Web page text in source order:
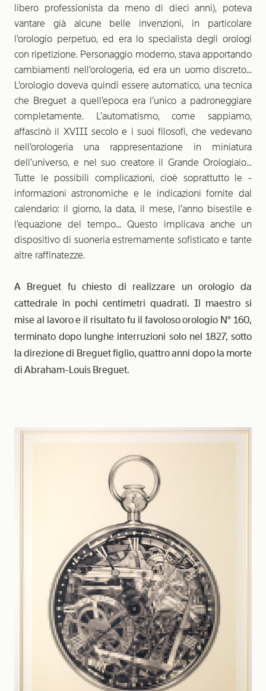
libero professionista da meno di dieci anni), poteva
vantare già alcune belle invenzioni, in particolare
l’orologio perpetuo, ed era lo specialista degli orologi
con ripetizione. Personaggio moderno, stava apportando
cambiamenti nell’orologeria, ed era un uomo discreto...
L’orologio doveva quindi essere automatico, una tecnica
che Breguet a quell’epoca era l’unico a padroneggiare
completamente. L’automatismo, come sappiamo,
affascinò il XVIII secolo e i suoi filosofi, che vedevano
nell’orologeria una rappresentazione in miniatura
dell’universo, e nel suo creatore il Grande Orologiaio...
Tutte le possibili complicazioni, cioè soprattutto le ­
informazioni astronomiche e le indicazioni fornite dal
calendario: il giorno, la data, il mese, l’anno bisestile e
l’equazione del tempo... Questo implicava anche un
dispositivo di suoneria estremamente sofisticato e tante
altre raffinatezze.
A Breguet fu chiesto di realizzare un orologio da
cattedrale in pochi centimetri quadrati. Il maestro si
mise al lavoro e il risultato fu il favoloso orologio N° 160,
terminato dopo lunghe interruzioni solo nel 1827, sotto
la direzione di Breguet figlio, quattro anni dopo la morte
di Abraham-Louis Breguet.